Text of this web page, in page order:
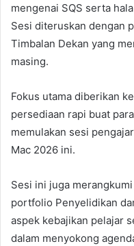
mengenai SQS serta
Sesi diteruskan dengan
Timbalan Dekan yang
masing.
Fokus utama diberikan
persediaan rapi buat
memulakan sesi
Mac 2026 ini.
Sesi ini juga
portfolio Penyelidikan
aspek kebajikan pelajar
dalam menyokong